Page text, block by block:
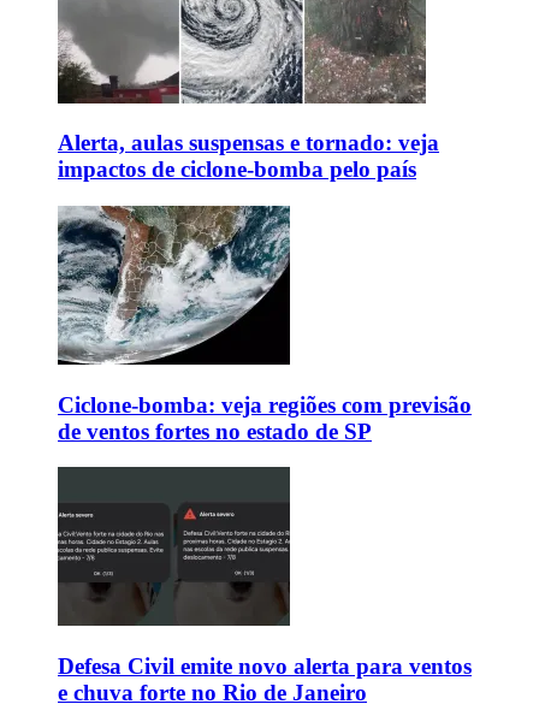
Alerta, aulas suspensas e tornado: veja
impactos de ciclone-bomba pelo país
Ciclone-bomba: veja regiões com previsão
de ventos fortes no estado de SP
Defesa Civil emite novo alerta para ventos
e chuva forte no Rio de Janeiro